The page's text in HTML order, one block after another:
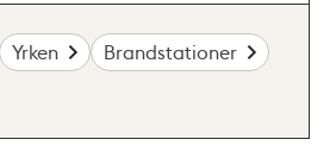
Yrken
Brandstationer